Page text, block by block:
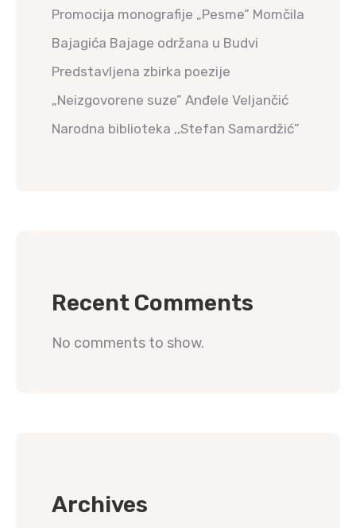
Promocija monografije „Pesme” Momčila
Bajagića Bajage održana u Budvi
Predstavljena zbirka poezije
„Neizgovorene suze” Anđele Veljančić
Narodna biblioteka ,,Stefan Samardžić”
Recent Comments
No comments to show.
Archives